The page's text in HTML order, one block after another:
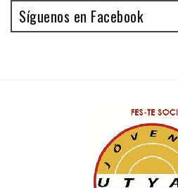
Síguenos en Facebook